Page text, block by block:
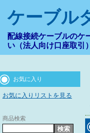
ケーブル
配線接続ケーブルのケ
い（法人向け口座取引
お気に入り
お気に入りリストを見る
商品検索